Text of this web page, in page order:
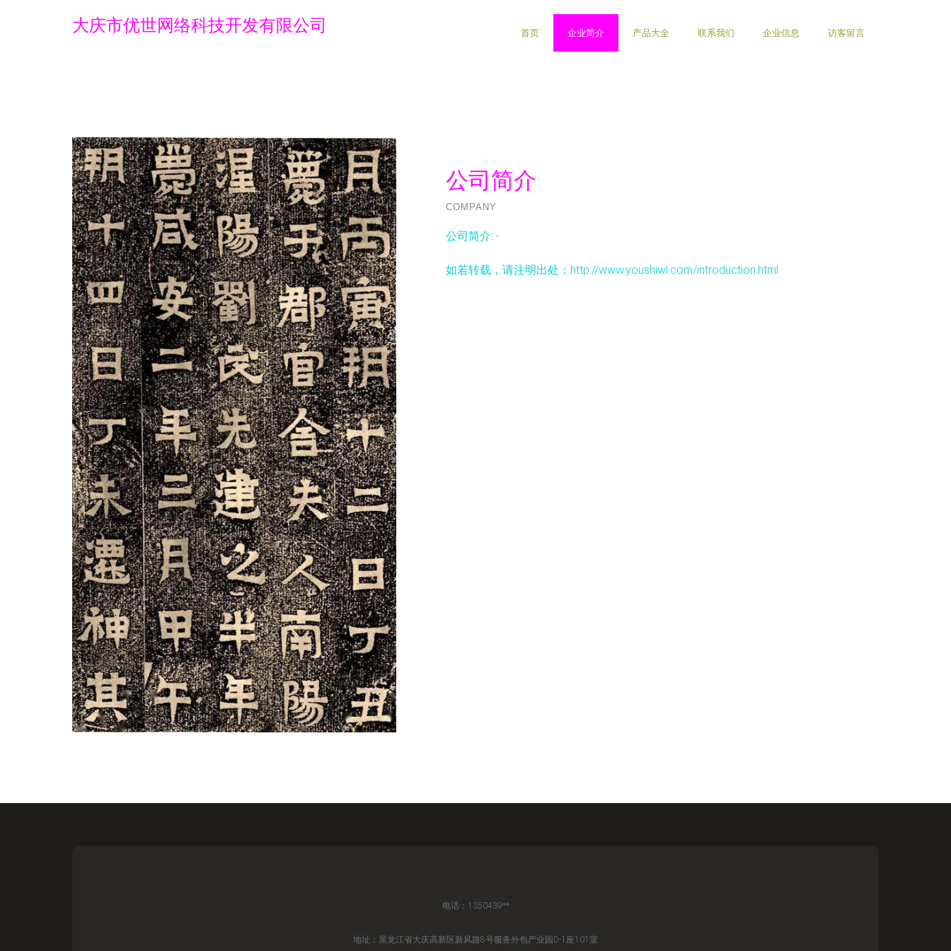
大庆市优世网络科技开发有限公司 首页 企业简介 产品大全 联系我们 企业信息 访客留言
公司简介
COMPANY
公司简介: -
如若转载，请注明出处：http://www.youshiwl.com/introduction.html
电话：1350439**
地址：黑龙江省大庆高新区新风路8号服务外包产业园D-1座101室